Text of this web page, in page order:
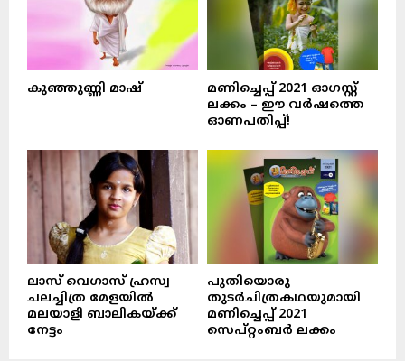
കുഞ്ഞുണ്ണി മാഷ്‌
മണിച്ചെപ്പ് 2021 ഓഗസ്റ്റ്
ലക്കം – ഈ വർഷത്തെ
ഓണപതിപ്പ്!
ലാസ് വെഗാസ് ഹ്രസ്വ
ചലച്ചിത്ര മേളയിൽ
മലയാളി ബാലികയ്ക്ക്
നേട്ടം
പുതിയൊരു
തുടർചിത്രകഥയുമായി
മണിച്ചെപ്പ് 2021
സെപ്റ്റംബർ ലക്കം